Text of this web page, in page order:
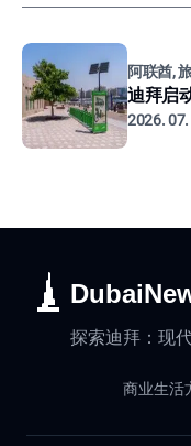
阿联酋,
迪拜启
2026. 07.
探索迪拜：现
商业生活